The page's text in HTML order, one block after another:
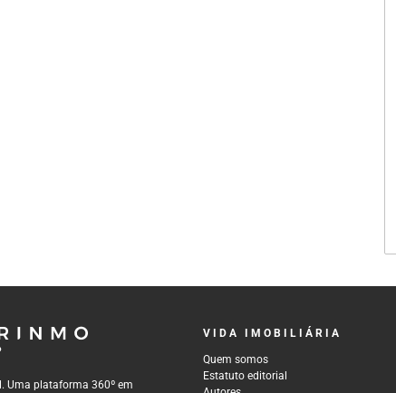
Uma plataforma 360º em
VIDA IMOBILIÁRIA
Quem somos
Estatuto editorial